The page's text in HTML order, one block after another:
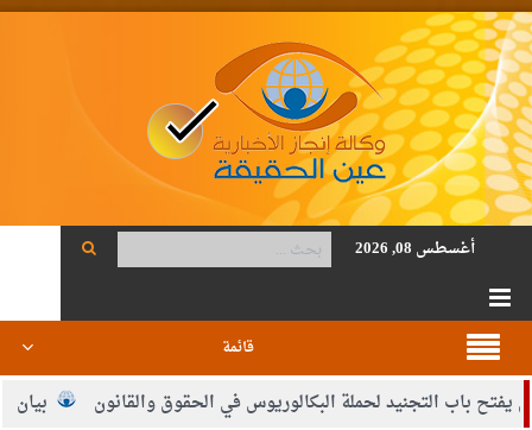
أغسطس 08, 2026
قائمة
باب التجنيد لحملة البكالوريوس في الحقوق والقانون
بيان